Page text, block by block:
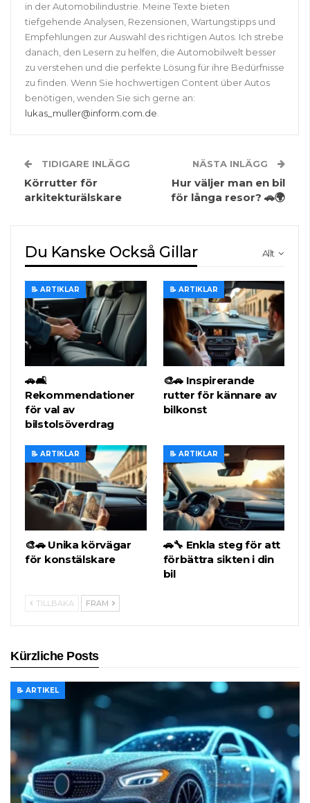
in der Automobilindustrie. Meine Texte bieten
tiefgehende Analysen, Rezensionen, Wartungstipps und
Empfehlungen zur Auswahl des richtigen Autos. Ich strebe
danach, den Lesern zu helfen, die Automobilwelt besser
zu verstehen und die perfekte Lösung für ihre Bedürfnisse
zu finden. Wenn Sie hochwertigen Content über Autos
benötigen, wenden Sie sich gerne an:
lukas_muller@inform.com.de.
TIDIGARE INLÄGG
Körrutter för
arkitekturälskare
NÄSTA INLÄGG
Hur väljer man en bil
för långa resor? 🚗🌍
Allt
Du Kanske Också Gillar
📝 ARTIKLAR
🚗🛋️
Rekommendationer
för val av
bilstolsöverdrag
📝 ARTIKLAR
🎨🚗 Inspirerande
rutter för kännare av
bilkonst
📝 ARTIKLAR
🎨🚗 Unika körvägar
för konstälskare
📝 ARTIKLAR
🚗🔧 Enkla steg för att
förbättra sikten i din
bil
TILLBAKA FRAM
Kürzliche Posts
📝 ARTIKEL